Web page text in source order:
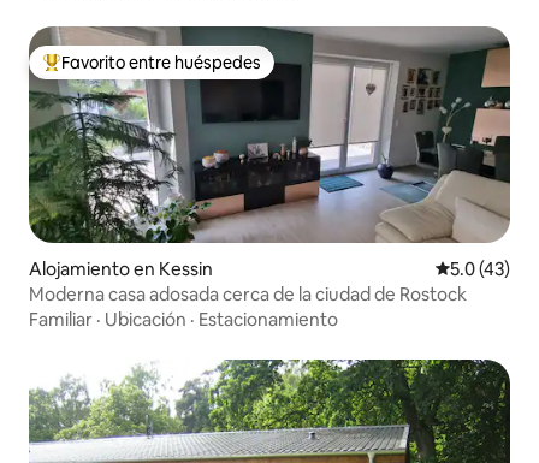
Favorito entre huéspedes preferido
Favorito entre huéspedes
Alojamiento en Kessin Calificación
5.0 (43)
Moderna casa adosada cerca de la ciudad de Rostock
Familiar · Ubicación · Estacionamiento